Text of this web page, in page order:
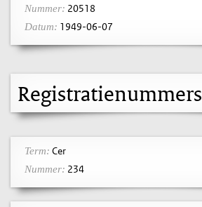
Nummer: 20518
Datum: 1949-06-07
Registratienummers
Term: Cer
Nummer: 234